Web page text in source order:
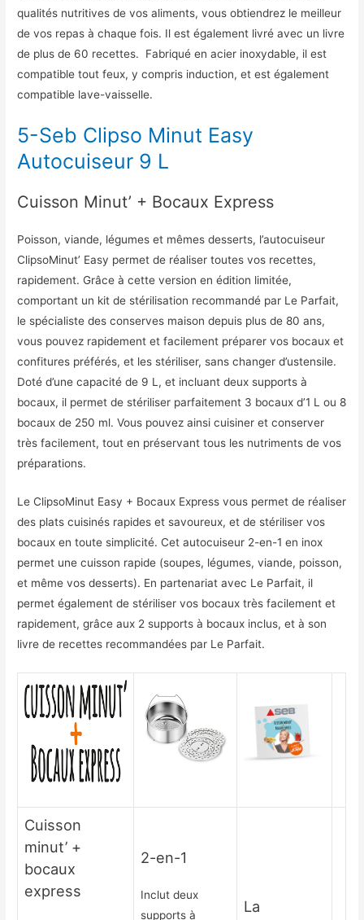
qualités nutritives de vos aliments, vous obtiendrez le meilleur
de vos repas à chaque fois. Il est également livré avec un livre
de plus de 60 recettes. Fabriqué en acier inoxydable, il est
compatible tout feux, y compris induction, et est également
compatible lave-vaisselle.
5-Seb Clipso Minut Easy
Autocuiseur 9 L
Cuisson Minut’ + Bocaux Express
Poisson, viande, légumes et mêmes desserts, l’autocuiseur
ClipsoMinut’ Easy permet de réaliser toutes vos recettes,
rapidement. Grâce à cette version en édition limitée,
comportant un kit de stérilisation recommandé par Le Parfait,
le spécialiste des conserves maison depuis plus de 80 ans,
vous pouvez rapidement et facilement préparer vos bocaux et
confitures préférés, et les stériliser, sans changer d’ustensile.
Doté d’une capacité de 9 L, et incluant deux supports à
bocaux, il permet de stériliser parfaitement 3 bocaux d’1 L ou 8
bocaux de 250 ml. Vous pouvez ainsi cuisiner et conserver
très facilement, tout en préservant tous les nutriments de vos
préparations.
Le ClipsoMinut Easy + Bocaux Express vous permet de réaliser
des plats cuisinés rapides et savoureux, et de stériliser vos
bocaux en toute simplicité. Cet autocuiseur 2-en-1 en inox
permet une cuisson rapide (soupes, légumes, viande, poisson,
et même vos desserts). En partenariat avec Le Parfait, il
permet également de stériliser vos bocaux très facilement et
rapidement, grâce aux 2 supports à bocaux inclus, et à son
livre de recettes recommandées par Le Parfait.
Cuisson
minut’ +
bocaux
express
2-en-1
Inclut deux
supports à
La